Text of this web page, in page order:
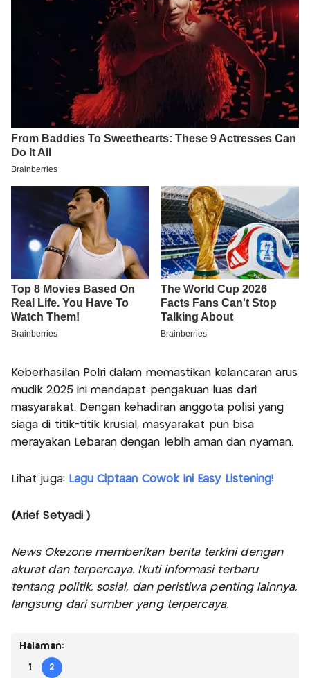
Keberhasilan Polri dalam memastikan kelancaran arus
mudik 2025 ini mendapat pengakuan luas dari
masyarakat. Dengan kehadiran anggota polisi yang
siaga di titik-titik krusial, masyarakat pun bisa
merayakan Lebaran dengan lebih aman dan nyaman.
Lihat juga: Lagu Ciptaan Cowok Ini Easy Listening!
(Arief Setyadi )
News Okezone memberikan berita terkini dengan
akurat dan terpercaya. Ikuti informasi terbaru
tentang politik, sosial, dan peristiwa penting lainnya,
langsung dari sumber yang terpercaya.
Halaman:
1 2